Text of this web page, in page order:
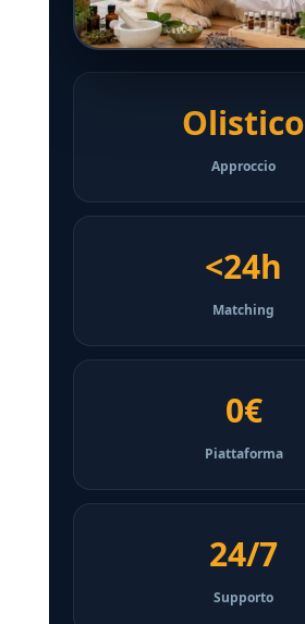
Olistico
Approccio
<24h
Matching
0€
Piattaforma
24/7
Supporto